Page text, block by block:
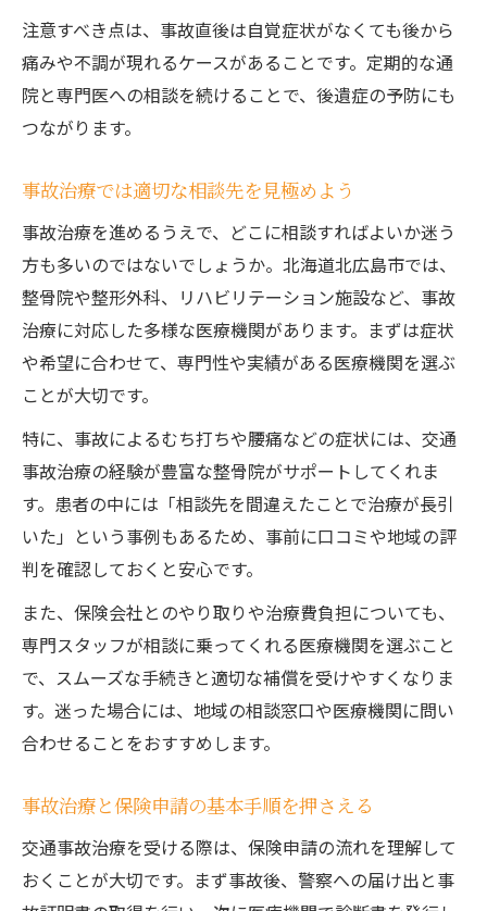
注意すべき点は、事故直後は自覚症状がなくても後から
痛みや不調が現れるケースがあることです。定期的な通
院と専門医への相談を続けることで、後遺症の予防にも
つながります。
事故治療では適切な相談先を見極めよう
事故治療を進めるうえで、どこに相談すればよいか迷う
方も多いのではないでしょうか。北海道北広島市では、
整骨院や整形外科、リハビリテーション施設など、事故
治療に対応した多様な医療機関があります。まずは症状
や希望に合わせて、専門性や実績がある医療機関を選ぶ
ことが大切です。
特に、事故によるむち打ちや腰痛などの症状には、交通
事故治療の経験が豊富な整骨院がサポートしてくれま
す。患者の中には「相談先を間違えたことで治療が長引
いた」という事例もあるため、事前に口コミや地域の評
判を確認しておくと安心です。
また、保険会社とのやり取りや治療費負担についても、
専門スタッフが相談に乗ってくれる医療機関を選ぶこと
で、スムーズな手続きと適切な補償を受けやすくなりま
す。迷った場合には、地域の相談窓口や医療機関に問い
合わせることをおすすめします。
事故治療と保険申請の基本手順を押さえる
交通事故治療を受ける際は、保険申請の流れを理解して
おくことが大切です。まず事故後、警察への届け出と事